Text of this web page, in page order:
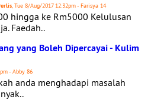
, Tue 8/Aug/2017 12:32pm - Farisya 14
hingga ke Rm5000 Kelulusan
Faedah..
yang Boleh Dipercayai - Kulim
- Abby 86
anda menghadapi masalah